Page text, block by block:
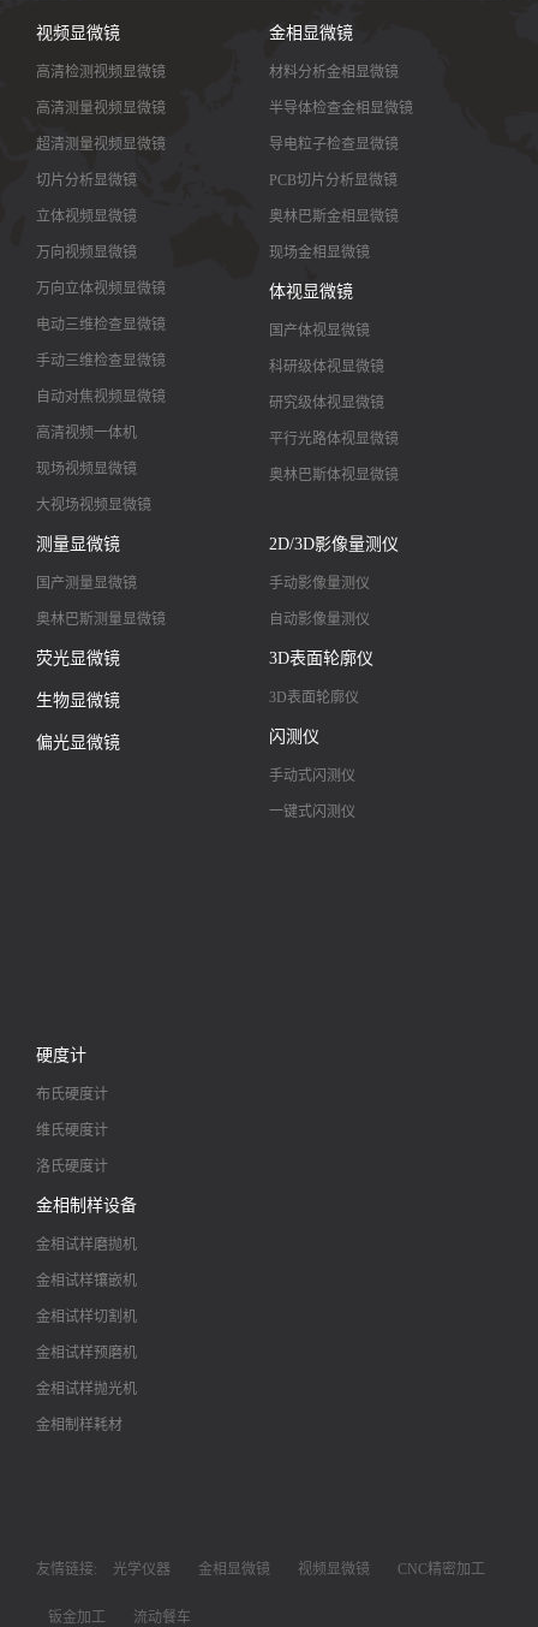
视频显微镜
高清检测视频显微镜
高清测量视频显微镜
超清测量视频显微镜
切片分析显微镜
立体视频显微镜
万向视频显微镜
万向立体视频显微镜
电动三维检查显微镜
手动三维检查显微镜
自动对焦视频显微镜
高清视频一体机
现场视频显微镜
大视场视频显微镜
大景深视频显微镜
高清镜头
金相显微镜
材料分析金相显微镜
半导体检查金相显微镜
导电粒子检查显微镜
PCB切片分析显微镜
奥林巴斯金相显微镜
现场金相显微镜
体视显微镜
国产体视显微镜
科研级体视显微镜
研究级体视显微镜
平行光路体视显微镜
奥林巴斯体视显微镜
测量显微镜
国产测量显微镜
奥林巴斯测量显微镜
荧光显微镜
生物显微镜
偏光显微镜
2D/3D影像量测仪
手动影像量测仪
自动影像量测仪
3D表面轮廓仪
3D表面轮廓仪
闪测仪
手动式闪测仪
一键式闪测仪
硬度计
布氏硬度计
维氏硬度计
洛氏硬度计
金相制样设备
金相试样磨抛机
金相试样镶嵌机
金相试样切割机
金相试样预磨机
金相试样抛光机
金相制样耗材
友情链接: 光学仪器 金相显微镜 视频显微镜 CNC精密加工
钣金加工 流动餐车